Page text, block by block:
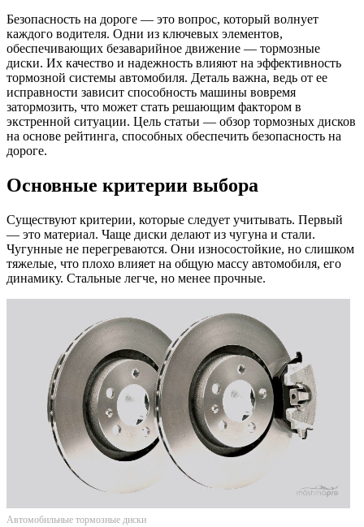
Безопасность на дороге — это вопрос, который волнует
каждого водителя. Одни из ключевых элементов,
обеспечивающих безаварийное движение — тормозные
диски. Их качество и надежность влияют на эффективность
тормозной системы автомобиля. Деталь важна, ведь от ее
исправности зависит способность машины вовремя
затормозить, что может стать решающим фактором в
экстренной ситуации. Цель статьи — обзор тормозных дисков
на основе рейтинга, способных обеспечить безопасность на
дороге.
Основные критерии выбора
Существуют критерии, которые следует учитывать. Первый
— это материал. Чаще диски делают из чугуна и стали.
Чугунные не перегреваются. Они износостойкие, но слишком
тяжелые, что плохо влияет на общую массу автомобиля, его
динамику. Стальные легче, но менее прочные.
Автомобильные тормозные диски